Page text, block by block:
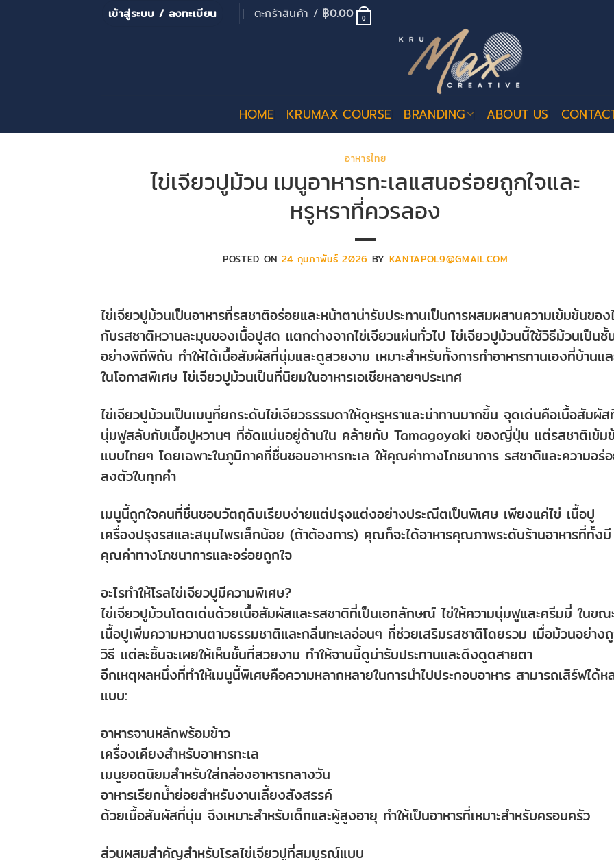
เข้าสู่ระบบ / ลงทะเบียน ตะกร้าสินค้า / ฿0.00 0
HOME KRUMAX COURSE BRANDING ABOUT US
อาหารไทย
ไข่เจียวปูม้วน เมนูอาหารทะเลแสนอร่อยถูกใจและ
หรูหราที่ควรลอง
POSTED ON 24 กุมภาพันธ์ 2026 BY KANTAPOL9@GMAIL.COM
ไข่เจียวปูม้วนเป็นอาหารที่รสชาติอร่อยและหน้าตาน่ารับประทานเป็นการผสมผสานความเข้มข้นของ
กับรสชาติหวานละมุนของเนื้อปูสด แตกต่างจากไข่เจียวแผ่นทั่วไป ไข่เจียวปูม้วนนี้ใช้วิธีม้วนเป็นชั้
อย่างพิถีพิถัน ทำให้ได้เนื้อสัมผัสที่นุ่มและดูสวยงาม เหมาะสำหรับทั้งการทำอาหารทานเองที่บ้านแ
ในโอกาสพิเศษ ไข่เจียวปูม้วนเป็นที่นิยมในอาหารเอเชียหลายๆประเทศ
ไข่เจียวปูม้วนเป็นเมนูที่ยกระดับไข่เจียวธรรมดาให้ดูหรูหราและน่าทานมากขึ้น จุดเด่นคือเนื้อสัมผั
นุ่มฟูสลับกับเนื้อปูหวานๆ ที่อัดแน่นอยู่ด้านใน คล้ายกับ Tamagoyaki ของญี่ปุ่น แต่รสชาติเข้ม
แบบไทยๆ โดยเฉพาะในภูมิภาคที่ชื่นชอบอาหารทะเล ให้คุณค่าทางโภชนาการ รสชาติและความอร่
ลงตัวในทุกคำ
เมนูนี้ถูกใจคนที่ชื่นชอบวัตถุดิบเรียบง่ายแต่ปรุงแต่งอย่างประณีตเป็นพิเศษ เพียงแค่ไข่ เนื้อปู
เครื่องปรุงรสและสมุนไพรเล็กน้อย (ถ้าต้องการ) คุณก็จะได้อาหารคุณภาพระดับร้านอาหารที่ทั้งมี
คุณค่าทางโภชนาการและอร่อยถูกใจ
อะไรทำให้โรลไข่เจียวปูมีความพิเศษ?
ไข่เจียวปูม้วนโดดเด่นด้วยเนื้อสัมผัสและรสชาติที่เป็นเอกลักษณ์ ไข่ให้ความนุ่มฟูและครีมมี่ ในขณ
เนื้อปูเพิ่มความหวานตามธรรมชาติและกลิ่นทะเลอ่อนๆ ที่ช่วยเสริมรสชาติโดยรวม เมื่อม้วนอย่าง
วิธี แต่ละชิ้นจะเผยให้เห็นชั้นที่สวยงาม ทำให้จานนี้ดูน่ารับประทานและดึงดูดสายตา
อีกเหตุผลหนึ่งที่ทำให้เมนูนี้พิเศษคือความหลากหลายในการนำไปประกอบอาหาร สามารถเสิร์ฟได้ห
แบบ:
อาหารจานหลักพร้อมข้าว
เครื่องเคียงสำหรับอาหารทะเล
เมนูยอดนิยมสำหรับใส่กล่องอาหารกลางวัน
อาหารเรียกน้ำย่อยสำหรับงานเลี้ยงสังสรรค์
ด้วยเนื้อสัมผัสที่นุ่ม จึงเหมาะสำหรับเด็กและผู้สูงอายุ ทำให้เป็นอาหารที่เหมาะสำหรับครอบครัว
ส่วนผสมสำคัญสำหรับโรลไข่เจียวปูที่สมบูรณ์แบบ